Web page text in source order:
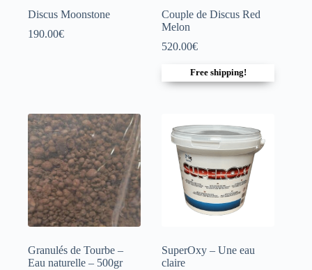
Discus Moonstone
190.00€
Couple de Discus Red
Melon
520.00€
Free shipping!
Granulés de Tourbe –
Eau naturelle – 500gr
SuperOxy – Une eau
claire